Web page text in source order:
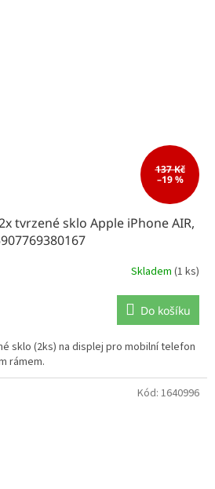
137 Kč
–19 %
tvrzené sklo Apple iPhone AIR,
Skladem (1 ks)
Do košíku
sklo (2ks) na displej pro mobilní telefon
rámem.
Kód: 1640996